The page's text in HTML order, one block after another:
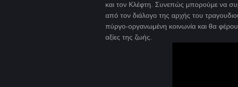
και τον Κλέφτη. Συνεπώς μπορούμε να
από τον διάλογο της αρχής του
πύργο-οργανωμένη κοινωνία και θα
αξίες της ζωής.